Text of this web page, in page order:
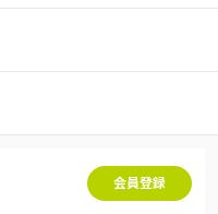
会員登録